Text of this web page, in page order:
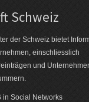
Schweiz
der Schweiz bietet
einschliesslich
und
in Social Networks